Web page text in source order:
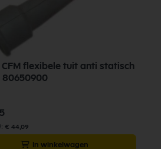
CFM flexibele tuit anti statisch
80650900
€ 44,09
In winkelwagen